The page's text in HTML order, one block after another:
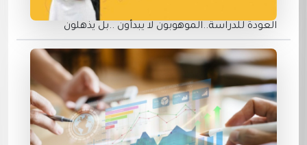
العودة للدراسة..الموهوبون لا يبدأون ..بل يذهلون